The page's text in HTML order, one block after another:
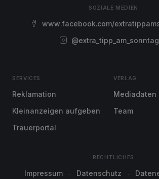
SOZIALE MEDIEN
www.facebook.com/
@extra_tipp_am_sonntag
SERVICES
Reklamation
Kleinanzeigen aufgeben
Trauerportal
VERLAG
Mediadaten
Team
RECHTLICHES
Impressum Datenschutz